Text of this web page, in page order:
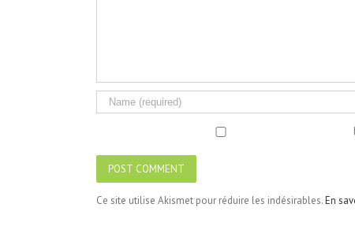
Ce site utilise Akismet pour réduire les indésirables.En